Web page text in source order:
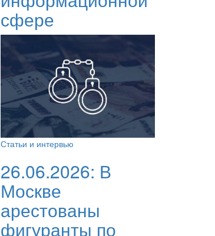
сфере
Статьи и интервью
26.06.2026: В
Москве
арестованы
фигуранты по